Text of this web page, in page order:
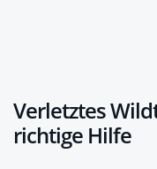
Verletztes
richtige Hilfe